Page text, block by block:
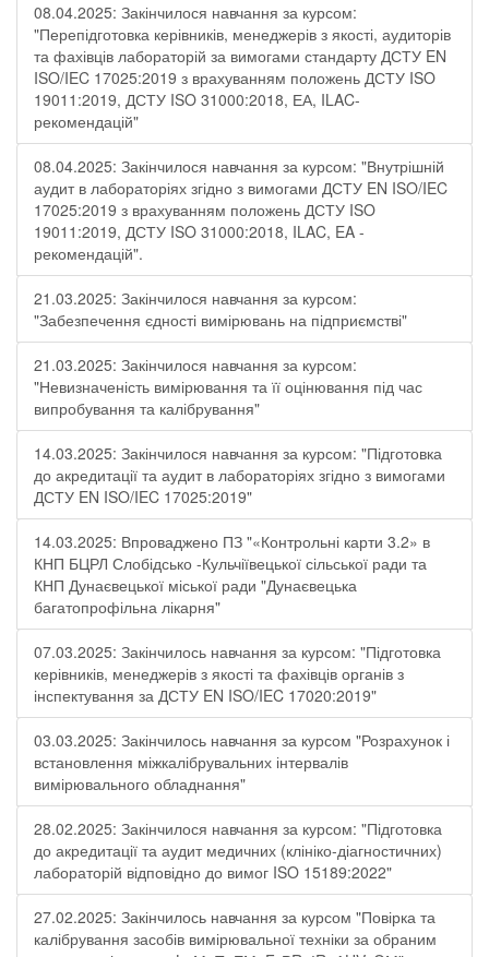
08.04.2025: Закінчилося навчання за курсом:
"Перепідготовка керівників, менеджерів з якості, аудиторів
та фахівців лабораторій за вимогами стандарту ДСТУ EN
ISO/IEC 17025:2019 з врахуванням положень ДСТУ ISO
19011:2019, ДСТУ ISO 31000:2018, ЕА, ILAC-
рекомендацій"
08.04.2025: Закінчилося навчання за курсом: "Внутрішній
аудит в лабораторіях згідно з вимогами ДСТУ EN ISO/IEC
17025:2019 з врахуванням положень ДСТУ ISO
19011:2019, ДСТУ ISO 31000:2018, ILAC, EA -
рекомендацій".
21.03.2025: Закінчилося навчання за курсом:
"Забезпечення єдності вимірювань на підприємстві"
21.03.2025: Закінчилося навчання за курсом:
"Невизначеність вимірювання та її оцінювання під час
випробування та калібрування"
14.03.2025: Закінчилося навчання за курсом: "Підготовка
до акредитації та аудит в лабораторіях згідно з вимогами
ДСТУ EN ISO/IEC 17025:2019"
14.03.2025: Впроваджено ПЗ "«Контрольні карти 3.2» в
КНП БЦРЛ Слобідсько -Кульчіївецької сільської ради та
КНП Дунаєвецької міської ради "Дунаєвецька
багатопрофільна лікарня"
07.03.2025: Закінчилось навчання за курсом: "Підготовка
керівників, менеджерів з якості та фахівців органів з
інспектування за ДСТУ EN ISO/IEC 17020:2019"
03.03.2025: Закінчилось навчання за курсом "Розрахунок і
встановлення міжкалібрувальних інтервалів
вимірювального обладнання"
28.02.2025: Закінчилося навчання за курсом: "Підготовка
до акредитації та аудит медичних (клініко-діагностичних)
лабораторій відповідно до вимог ISO 15189:2022"
27.02.2025: Закінчилось навчання за курсом "Повірка та
калібрування засобів вимірювальної техніки за обраним